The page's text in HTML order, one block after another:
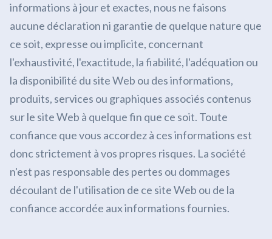
informations à jour et exactes, nous ne faisons
aucune déclaration ni garantie de quelque nature que
ce soit, expresse ou implicite, concernant
l'exhaustivité, l'exactitude, la fiabilité, l'adéquation ou
la disponibilité du site Web ou des informations,
produits, services ou graphiques associés contenus
sur le site Web à quelque fin que ce soit. Toute
confiance que vous accordez à ces informations est
donc strictement à vos propres risques. La société
n'est pas responsable des pertes ou dommages
découlant de l'utilisation de ce site Web ou de la
confiance accordée aux informations fournies.